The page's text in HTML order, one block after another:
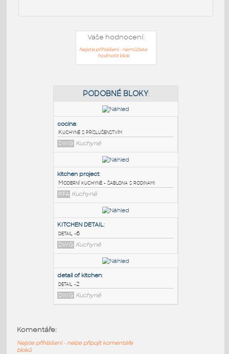
Vaše hodnocení:
Nejste přihlášeni - nemůžete
hodnotit blok
PODOBNÉ BLOKY
Kuchyně s příslušenstvím
DWG
kitchen project:
Moderní kuchyně - šablona s rodinami
RFA Kuchyně
Komentáře:
Nejste přihlášeni - nelze připojit komentáře
bloků